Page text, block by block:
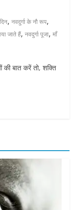
,नवदुर्गा के नौ रूप,
जाते हैं,नवदुर्गा पूजा,माँ
बात करें तो, शक्ति